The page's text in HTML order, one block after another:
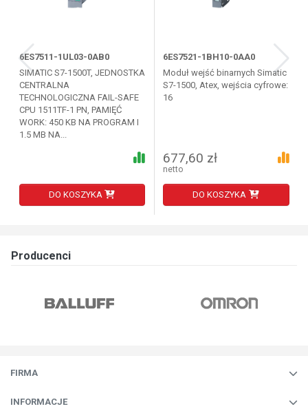
6ES7511-1UL03-0AB0
SIMATIC S7-1500T, JEDNOSTKA
CENTRALNA
TECHNOLOGICZNA FAIL-SAFE
CPU 1511TF-1 PN, PAMIĘĆ
WORK: 450 KB NA PROGRAM I
1.5 MB NA...
DO KOSZYKA
6ES7521-1BH10-0AA0
Moduł wejść binarnych Simatic
S7-1500, Atex, wejścia cyfrowe:
16
677,60 zł
netto
DO KOSZYKA
Producenci
FIRMA
INFORMACJE